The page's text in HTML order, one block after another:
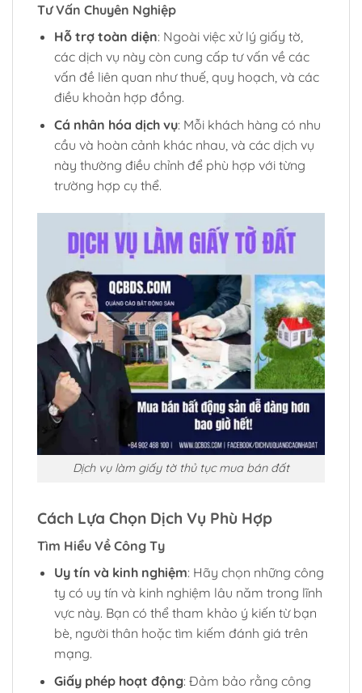
Tư Vấn Chuyên Nghiệp
Hỗ trợ toàn diện: Ngoài việc xử lý giấy tờ,
các dịch vụ này còn cung cấp tư vấn về các
vấn đề liên quan như thuế, quy hoạch, và các
điều khoản hợp đồng.
Cá nhân hóa dịch vụ: Mỗi khách hàng có nhu
cầu và hoàn cảnh khác nhau, và các dịch vụ
này thường điều chỉnh để phù hợp với từng
trường hợp cụ thể.
Dịch vụ làm giấy tờ thủ tục mua bán đất
Cách Lựa Chọn Dịch Vụ Phù Hợp
Tìm Hiểu Về Công Ty
Uy tín và kinh nghiệm: Hãy chọn những công
ty có uy tín và kinh nghiệm lâu năm trong lĩnh
vực này. Bạn có thể tham khảo ý kiến từ bạn
bè, người thân hoặc tìm kiếm đánh giá trên
mạng.
Giấy phép hoạt động: Đảm bảo rằng công